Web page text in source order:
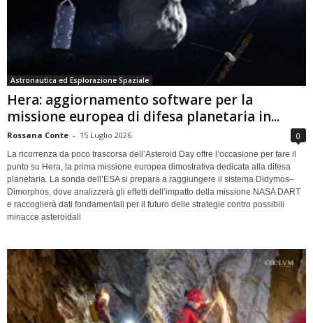
Astronautica ed Esplorazione Spaziale
Hera: aggiornamento software per la
missione europea di difesa planetaria in...
Rossana Conte - 15 Luglio 2026 0
La ricorrenza da poco trascorsa dell’Asteroid Day offre l’occasione per fare il
punto su Hera, la prima missione europea dimostrativa dedicata alla difesa
planetaria. La sonda dell’ESA si prepara a raggiungere il sistema Didymos–
Dimorphos, dove analizzerà gli effetti dell’impatto della missione NASA DART
e raccoglierà dati fondamentali per il futuro delle strategie contro possibili
minacce asteroidali